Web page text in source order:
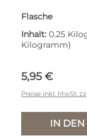
Flasche
Inhalt: 0.25
Kilogramm)
Regulärer
5,95 €
Preise inkl. MwSt.
IN